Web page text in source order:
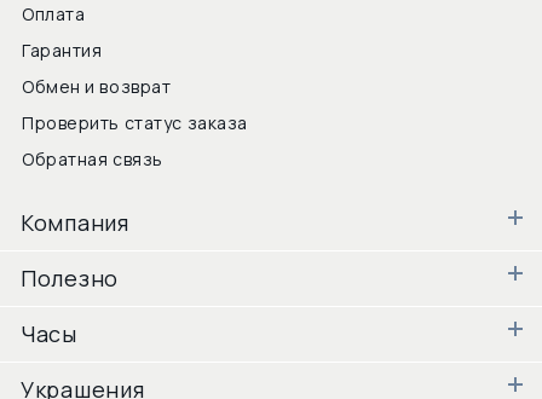
Оплата
Гарантия
Обмен и возврат
Проверить статус заказа
Обратная связь
Компания
Полезно
Часы
Украшения